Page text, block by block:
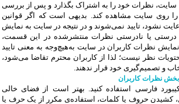
نظرات خود را به اشتراک بگذارد و پس از بررسی
روی سایت مشاهده کند. بدیهی است که اگر قوانین
نشود، تایید نمی‌شوند و در نتیجه در سایت به نمایش
درستی یا نادرستی نظرات منتشرشده در این قسمت،
نمایش نظرات کاربران در سایت بههیچ‌وجه به معنی تایید
نظر نیست؛ لذا از کاربران محترم تقاضا می‌شود،
و تصمیمگیری خود قرار ندهند.
بخش نظرات کاربران
فارسی استفاده کنید. بهتر است از فضای خالی
کشیدن حروف یا کلمات، استفاده‌ی مکرر از یک حرف یا